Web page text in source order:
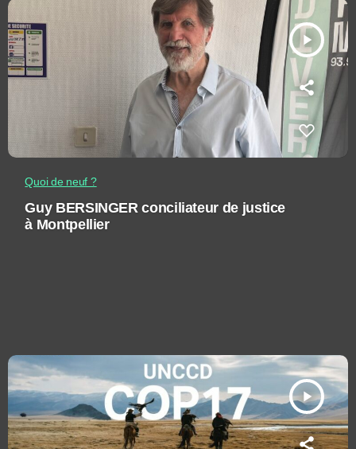
play_arrow
Quoi de neuf ?
Guy BERSINGER conciliateur de justice
à Montpellier
play_arrow